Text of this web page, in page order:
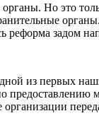
Но это
задом
из первых
организации